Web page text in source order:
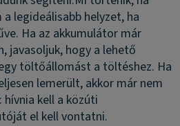
a legideálisabb helyzet, ha
Ha az akkumulátor már
javasoljuk, hogy a lehető
töltőállomást a töltéshez. Ha
lemerült, akkor már nem
kell a közúti
el kell vontatni.